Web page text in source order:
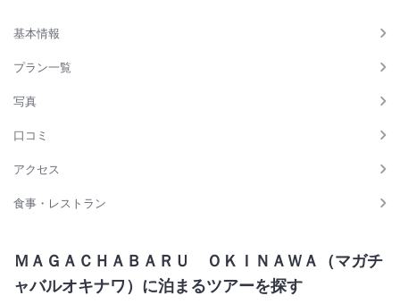
基本情報
プラン一覧
写真
口コミ
アクセス
食事・レストラン
ＭＡＧＡＣＨＡＢＡＲＵ ＯＫＩＮＡＷＡ（マガチ
ャバルオキナワ）に泊まるツアーを探す